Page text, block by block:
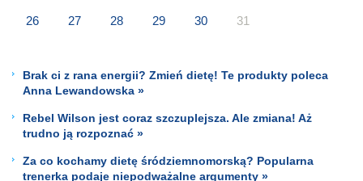
26 27 28 29 30 31
Brak ci z rana energii? Zmień dietę! Te produkty poleca
Anna Lewandowska »
Rebel Wilson jest coraz szczuplejsza. Ale zmiana! Aż
trudno ją rozpoznać »
Za co kochamy dietę śródziemnomorską? Popularna
trenerka podaje niepodważalne argumenty »